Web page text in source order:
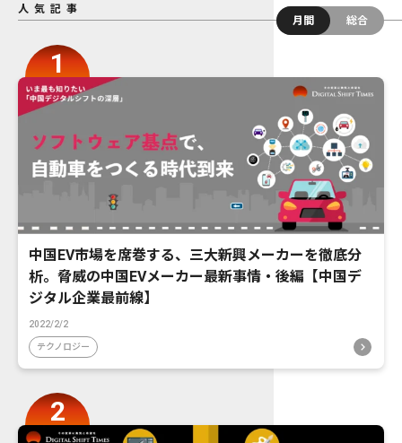
人気記事
月間
総合
中国EV市場を席巻する、三大新興メーカーを徹底分
析。脅威の中国EVメーカー最新事情・後編【中国デ
ジタル企業最前線】
2022/2/2
テクノロジー